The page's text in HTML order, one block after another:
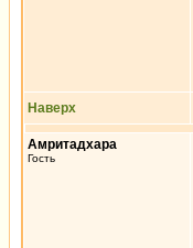
Наверх
Амритадхара
Гость